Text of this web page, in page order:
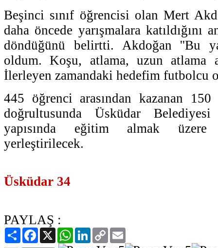
Beşinci sınıf öğrencisi olan Mert
daha öncede yarışmalara katıldığını
döndüğünü belirtti. Akdoğan ''Bu
oldum. Koşu, atlama, uzun atlama
İlerleyen zamandaki hedefim futbolcu
445 öğrenci arasından kazanan
doğrultusunda Üsküdar
yapısında eğitim almak üzere
yerleştirilecek.
Üsküdar 34
PAYLAŞ :
PaylaşFacebook
X WhatsAppLinkedIn
Copy
Link